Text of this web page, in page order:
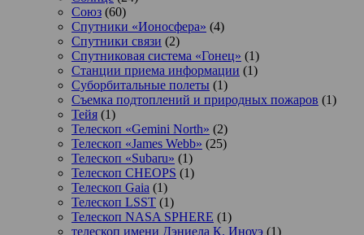
Союз (60)
Спутники «Ионосфера» (4)
Спутники связи (2)
Спутниковая система «Гонец» (1)
Станции приема информации (1)
Суборбитальные полеты (1)
Съемка подтоплений и природных пожаров (1)
Тейя (1)
Телескоп «Gemini North» (2)
Телескоп «James Webb» (25)
Телескоп «Subaru» (1)
Телескоп CHEOPS (1)
Телескоп Gaia (1)
Телескоп LSST (1)
Телескоп NASA SPHERE (1)
телескоп имени Дэниела К. Иноуэ (1)